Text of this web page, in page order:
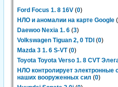
Ford Focus 1. 8 16V (0)
НЛО и аномалии на карте Google (
Daewoo Nexia 1. 6 (3)
Volkswagen Tiguan 2, 0 TDI (0)
Mazda 3 1. 6 S-VT (0)
Toyota Toyota Verso 1. 8 CVT
НЛО контролирует электронные
наших вооруженных сил (0)